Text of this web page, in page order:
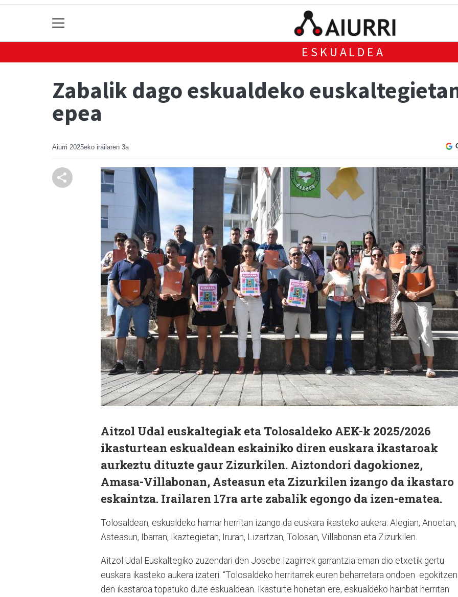
ESKUALDEA
Zabalik dago eskualdeko
epea
Aiurri 2025eko irailaren 3a
Aitzol Udal euskaltegiak eta Tolosaldeko AEK-k 2025/2026
ikasturtean eskualdean eskainiko diren euskara ikastaroak
aurkeztu dituzte gaur Zizurkilen. Aiztondori dagokionez,
Amasa-Villabonan, Asteasun eta Zizurkilen izango da ikastaro
eskaintza. Irailaren 17ra arte zabalik egongo da izen-ematea.
Tolosaldean, eskualdeko hamar herritan izango da euskara ikasteko aukera: Alegian, Anoetan,
Asteasun, Ibarran, Ikaztegietan, Iruran, Lizartzan, Tolosan, Villabonan eta Zizurkilen.
Aitzol Udal Euskaltegiko zuzendari den Josebe Izagirrek garrantzia eman dio etxetik gertu
euskara ikasteko aukera izateri. “Tolosaldeko herritarrek euren beharretara ondoen egokitzen
den ikastaroa topatuko dute eskualdean. Ikasturte honetan ere, eskualdeko hainbat herritan